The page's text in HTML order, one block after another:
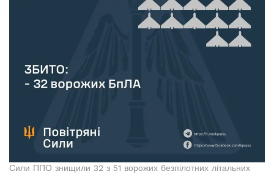
Сили ППО знищили 32 з 51 ворожих безпілотних літальних